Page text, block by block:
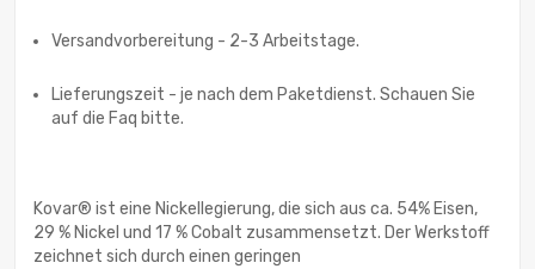
Versandvorbereitung - 2-3 Arbeitstage.
Lieferungszeit - je nach dem Paketdienst. Schauen Sie
auf die Faq bitte.
Kovar® ist eine Nickellegierung, die sich aus ca. 54% Eisen,
29 % Nickel und 17 % Cobalt zusammensetzt. Der Werkstoff
zeichnet sich durch einen geringen